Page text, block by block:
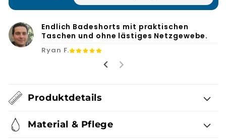
Endlich Badeshorts mit praktischen
Taschen und ohne lästiges Netzgewebe.
Ryan F.
Produktdetails
Material & Pflege